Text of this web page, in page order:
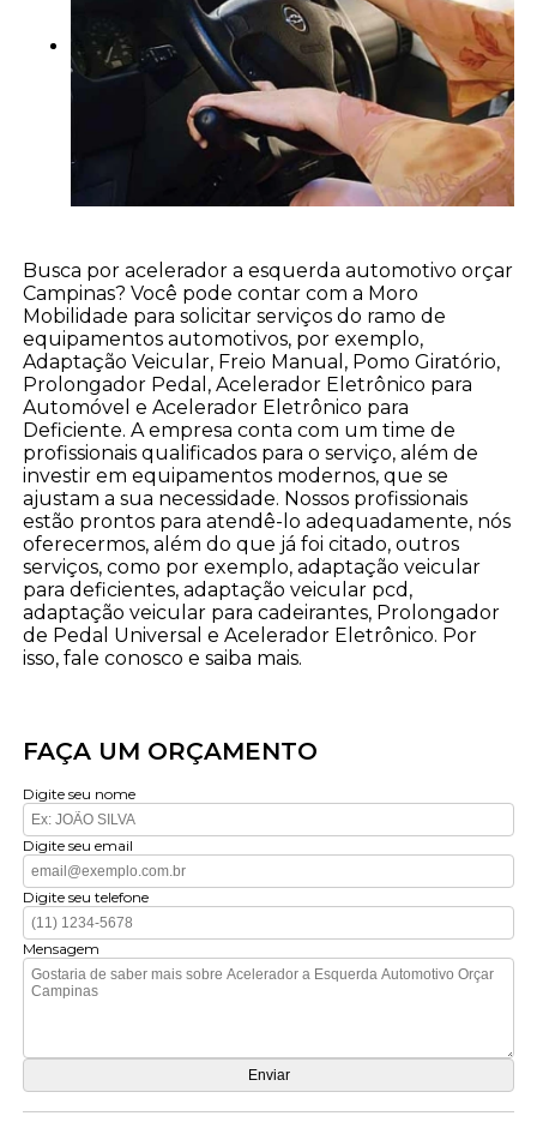
Busca por acelerador a esquerda automotivo orçar
Campinas? Você pode contar com a Moro
Mobilidade para solicitar serviços do ramo de
equipamentos automotivos, por exemplo,
Adaptação Veicular, Freio Manual, Pomo Giratório,
Prolongador Pedal, Acelerador Eletrônico para
Automóvel e Acelerador Eletrônico para
Deficiente. A empresa conta com um time de
profissionais qualificados para o serviço, além de
investir em equipamentos modernos, que se
ajustam a sua necessidade. Nossos profissionais
estão prontos para atendê-lo adequadamente, nós
oferecermos, além do que já foi citado, outros
serviços, como por exemplo, adaptação veicular
para deficientes, adaptação veicular pcd,
adaptação veicular para cadeirantes, Prolongador
de Pedal Universal e Acelerador Eletrônico. Por
isso, fale conosco e saiba mais.
FAÇA UM ORÇAMENTO
Digite seu nome
Digite seu email
Digite seu telefone
Mensagem